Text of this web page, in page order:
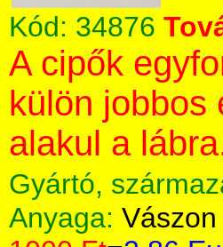
Kód: 34876
A cipők
külön jobbos
alakul a
Gyártó,
Anyaga: Vászon